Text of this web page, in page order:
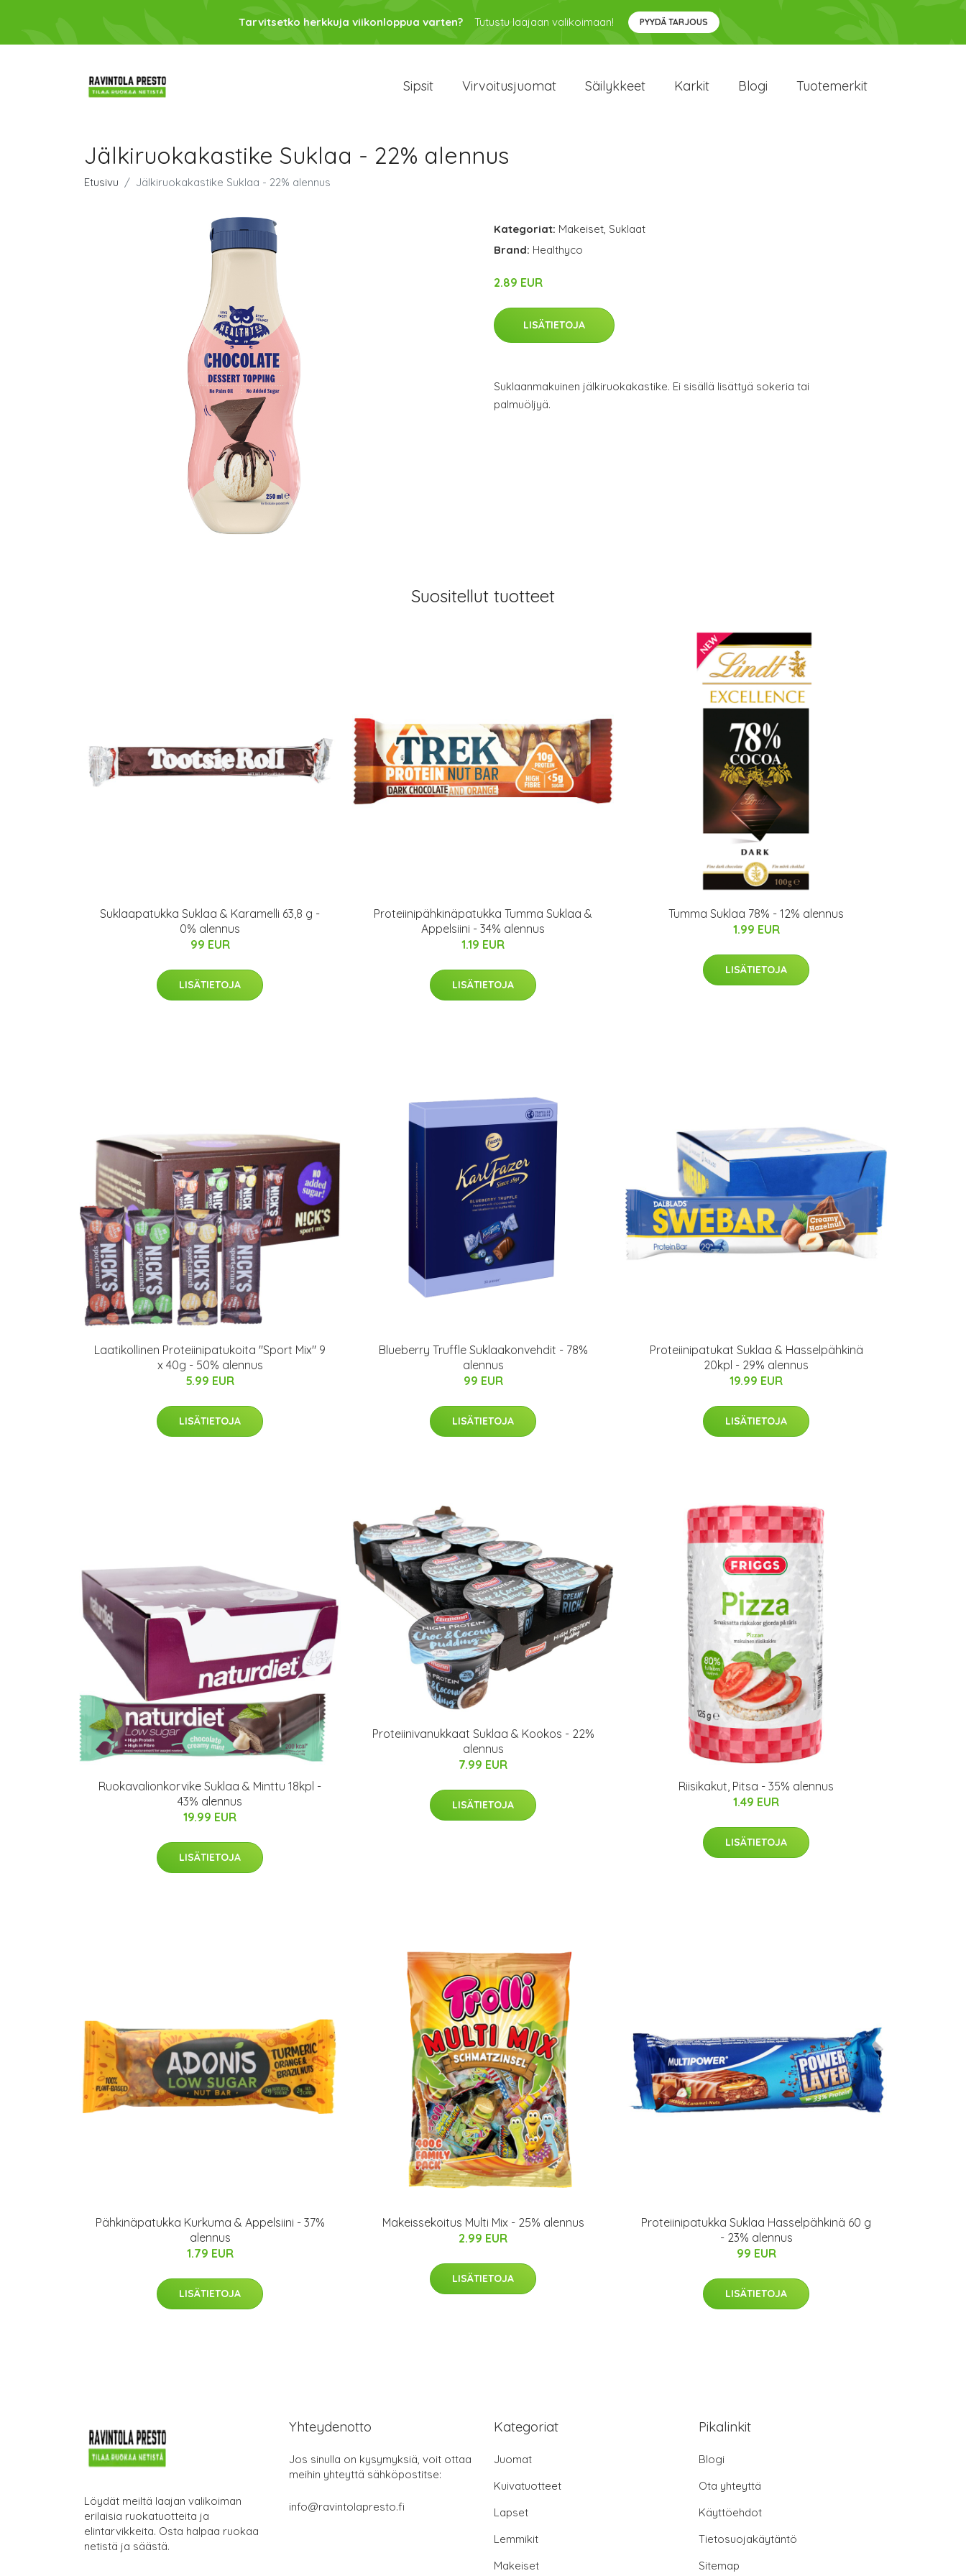
Tarvitsetko herkkuja viikonloppua varten? Tutustu laajaan valikoimaan! PYYDÄ TARJOUS
Sipsit Virvoitusjuomat Säilykkeet Karkit Blogi Tuotemerkit
Jälkiruokakastike Suklaa - 22% alennus
Etusivu Jälkiruokakastike Suklaa - 22% alennus
Kategoriat: Makeiset, Suklaat
Brand: Healthyco
2.89 EUR
LISÄTIETOJA
Suklaanmakuinen jälkiruokakastike. Ei sisällä lisättyä sokeria tai
palmuöljyä.
Suositellut tuotteet
Suklaapatukka Suklaa & Karamelli 63,8 g -
0% alennus
99 EUR
LISÄTIETOJA
Proteiinipähkinäpatukka Tumma Suklaa &
Appelsiini - 34% alennus
1.19 EUR
LISÄTIETOJA
Tumma Suklaa 78% - 12% alennus
1.99 EUR
LISÄTIETOJA
Laatikollinen Proteiinipatukoita "Sport Mix" 9
x 40g - 50% alennus
5.99 EUR
LISÄTIETOJA
Blueberry Truffle Suklaakonvehdit - 78%
alennus
99 EUR
LISÄTIETOJA
Proteiinipatukat Suklaa & Hasselpähkinä
20kpl - 29% alennus
19.99 EUR
LISÄTIETOJA
Ruokavalionkorvike Suklaa & Minttu 18kpl -
43% alennus
19.99 EUR
LISÄTIETOJA
Proteiinivanukkaat Suklaa & Kookos - 22%
alennus
7.99 EUR
LISÄTIETOJA
Riisikakut, Pitsa - 35% alennus
1.49 EUR
LISÄTIETOJA
Pähkinäpatukka Kurkuma & Appelsiini - 37%
alennus
1.79 EUR
LISÄTIETOJA
Makeissekoitus Multi Mix - 25% alennus
2.99 EUR
LISÄTIETOJA
Proteiinipatukka Suklaa Hasselpähkinä 60 g
- 23% alennus
99 EUR
LISÄTIETOJA
Löydät meiltä laajan valikoiman
erilaisia ruokatuotteita ja
elintarvikkeita. Osta halpaa ruokaa
netistä ja säästä.
Yhteydenotto
Jos sinulla on kysymyksiä, voit ottaa
meihin yhteyttä sähköpostitse:
info@ravintolapresto.fi
Kategoriat
Juomat
Kuivatuotteet
Lapset
Lemmikit
Makeiset
Pikalinkit
Blogi
Ota yhteyttä
Käyttöehdot
Tietosuojakäytäntö
Sitemap